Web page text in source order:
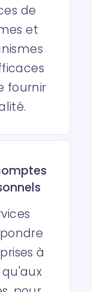
de
et
fournir
à
qu'aux